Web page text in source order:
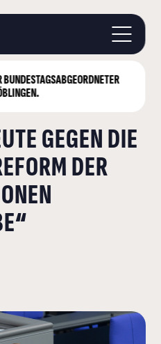
BÖBLINGEN
BUNDESTAG
GEGEN DIE
DER